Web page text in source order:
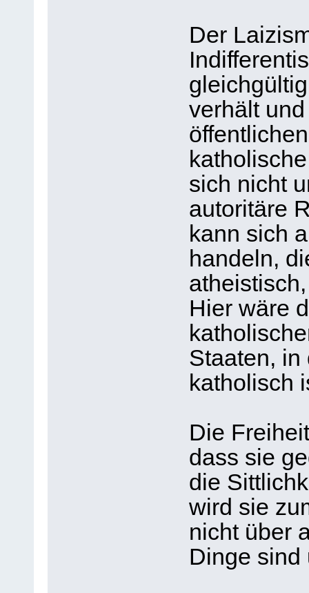
Der
verhält
sich nicht
autoritäre
kann sich
handeln,
Hier wäre
Staaten, in
katholisch
Die
dass sie
die
wird sie
nicht über
Dinge sind